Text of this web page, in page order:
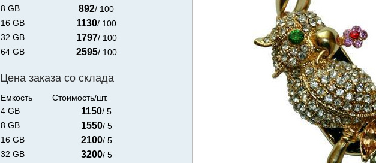
8 GB
892/ 100
16 GB
1130/ 100
32 GB
1797/ 100
64 GB
2595/ 100
Цена заказа со склада
Емкость
Стоимость/шт.
4 GB
1150/ 5
8 GB
1550/ 5
16 GB
2100/ 5
32 GB
3200/ 5